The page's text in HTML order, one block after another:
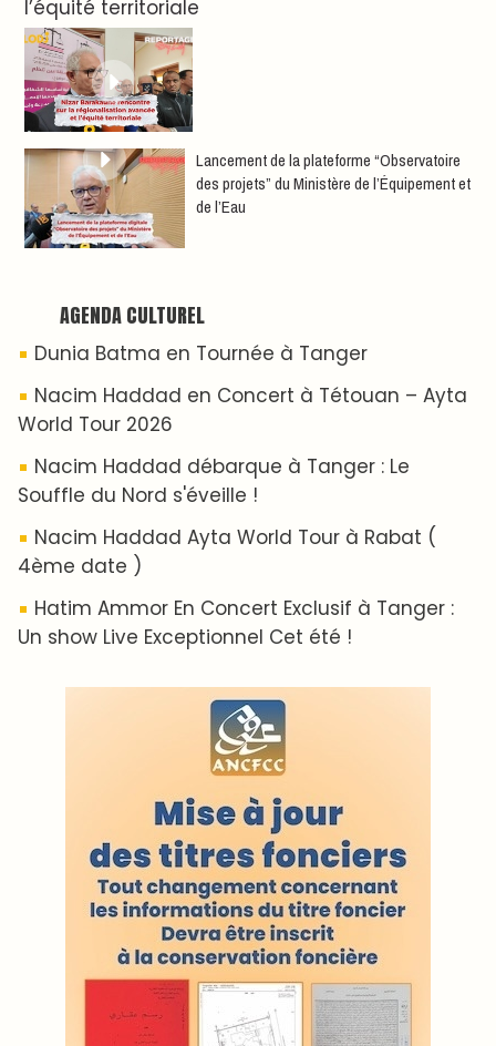
l’équité territoriale
​Lancement de la plateforme “Observatoire
des projets” du Ministère de l’Équipement et
de l’Eau
AGENDA CULTUREL
Dunia Batma en Tournée à Tanger
Nacim Haddad en Concert à Tétouan – Ayta
World Tour 2026
Nacim Haddad débarque à Tanger : Le
Souffle du Nord s'éveille !
Nacim Haddad Ayta World Tour à Rabat (
4ème date )
Hatim Ammor En Concert Exclusif à Tanger :
Un show Live Exceptionnel Cet été !